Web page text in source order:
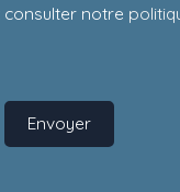
consulter notre
Envoyer